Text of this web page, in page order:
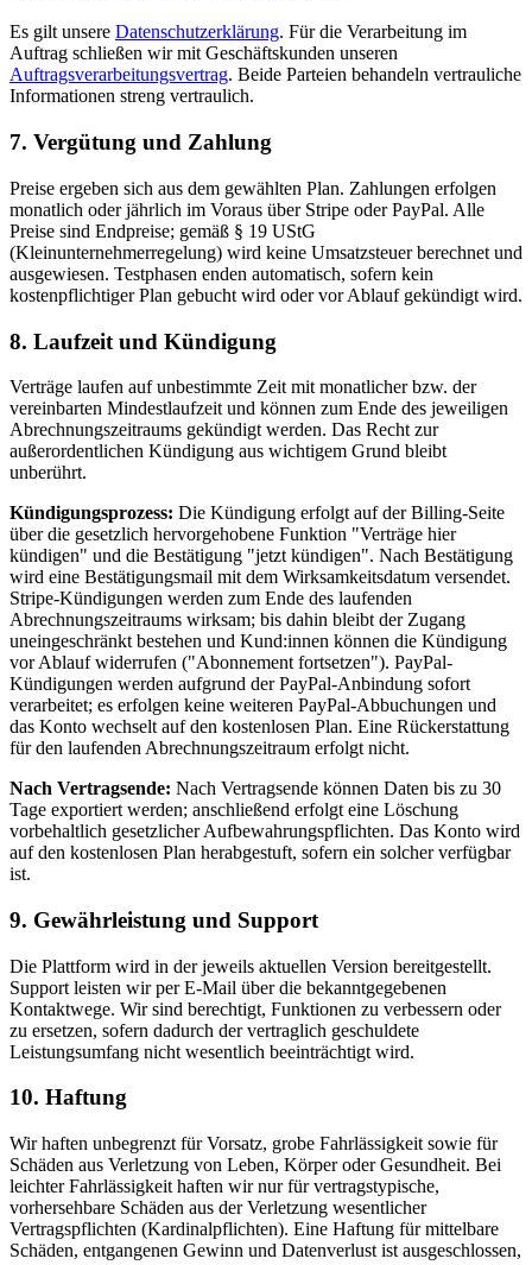
Es gilt unsere Datenschutzerklärung. Für die Verarbeitung im
Auftrag schließen wir mit Geschäftskunden unseren
Auftragsverarbeitungsvertrag. Beide Parteien behandeln vertrauliche
Informationen streng vertraulich.
7. Vergütung und Zahlung
Preise ergeben sich aus dem gewählten Plan. Zahlungen erfolgen
monatlich oder jährlich im Voraus über Stripe oder PayPal. Alle
Preise sind Endpreise; gemäß § 19 UStG
(Kleinunternehmerregelung) wird keine Umsatzsteuer berechnet und
ausgewiesen. Testphasen enden automatisch, sofern kein
kostenpflichtiger Plan gebucht wird oder vor Ablauf gekündigt wird.
8. Laufzeit und Kündigung
Verträge laufen auf unbestimmte Zeit mit monatlicher bzw. der
vereinbarten Mindestlaufzeit und können zum Ende des jeweiligen
Abrechnungszeitraums gekündigt werden. Das Recht zur
außerordentlichen Kündigung aus wichtigem Grund bleibt
unberührt.
Kündigungsprozess: Die Kündigung erfolgt auf der Billing-Seite
über die gesetzlich hervorgehobene Funktion "Verträge hier
kündigen" und die Bestätigung "jetzt kündigen". Nach Bestätigung
wird eine Bestätigungsmail mit dem Wirksamkeitsdatum versendet.
Stripe-Kündigungen werden zum Ende des laufenden
Abrechnungszeitraums wirksam; bis dahin bleibt der Zugang
uneingeschränkt bestehen und Kund:innen können die Kündigung
vor Ablauf widerrufen ("Abonnement fortsetzen"). PayPal-
Kündigungen werden aufgrund der PayPal-Anbindung sofort
verarbeitet; es erfolgen keine weiteren PayPal-Abbuchungen und
das Konto wechselt auf den kostenlosen Plan. Eine Rückerstattung
für den laufenden Abrechnungszeitraum erfolgt nicht.
Nach Vertragsende: Nach Vertragsende können Daten bis zu 30
Tage exportiert werden; anschließend erfolgt eine Löschung
vorbehaltlich gesetzlicher Aufbewahrungspflichten. Das Konto wird
auf den kostenlosen Plan herabgestuft, sofern ein solcher verfügbar
ist.
9. Gewährleistung und Support
Die Plattform wird in der jeweils aktuellen Version bereitgestellt.
Support leisten wir per E-Mail über die bekanntgegebenen
Kontaktwege. Wir sind berechtigt, Funktionen zu verbessern oder
zu ersetzen, sofern dadurch der vertraglich geschuldete
Leistungsumfang nicht wesentlich beeinträchtigt wird.
10. Haftung
Wir haften unbegrenzt für Vorsatz, grobe Fahrlässigkeit sowie für
Schäden aus Verletzung von Leben, Körper oder Gesundheit. Bei
leichter Fahrlässigkeit haften wir nur für vertragstypische,
vorhersehbare Schäden aus der Verletzung wesentlicher
Vertragspflichten (Kardinalpflichten). Eine Haftung für mittelbare
Schäden, entgangenen Gewinn und Datenverlust ist ausgeschlossen,